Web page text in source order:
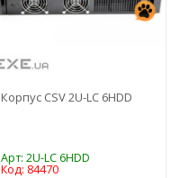
Корпус CSV 2U-LC 6HDD
Арт: 2U-LC 6HDD
Код: 84470